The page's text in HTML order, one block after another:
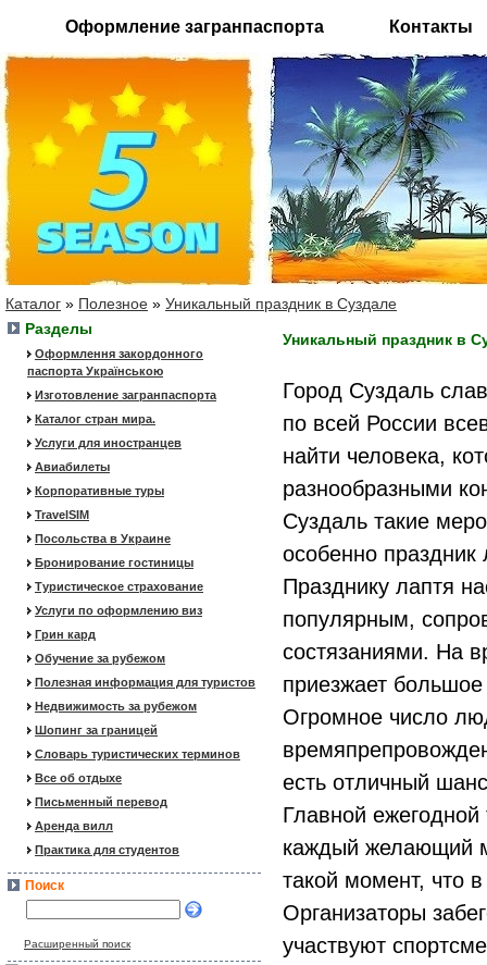
Оформление загранпаспорта Контакты
Каталог » Полезное » Уникальный праздник в Суздале
Разделы
Оформлення закордонного
паспорта Українською
Изготовление загранпаспорта
Каталог стран мира.
Услуги для иностранцев
Авиабилеты
Корпоративные туры
TravelSIM
Посольства в Украине
Бронирование гостиницы
Туристическое страхование
Услуги по оформлению виз
Грин кард
Обучение за рубежом
Полезная информация для туристов
Недвижимость за рубежом
Шопинг за границей
Словарь туристических терминов
Все об отдыхе
Письменный перевод
Аренда вилл
Практика для студентов
Поиск
Расширенный поиск
Уникальный праздник в
Город Суздаль
по всей России
найти человека,
разнообразными
Суздаль такие
особенно праздник
Празднику лаптя
популярным,
состязаниями. На
приезжает большое
Огромное число
есть отличный
Главной ежегодной
каждый желающий
такой момент, что
Организаторы
участвуют